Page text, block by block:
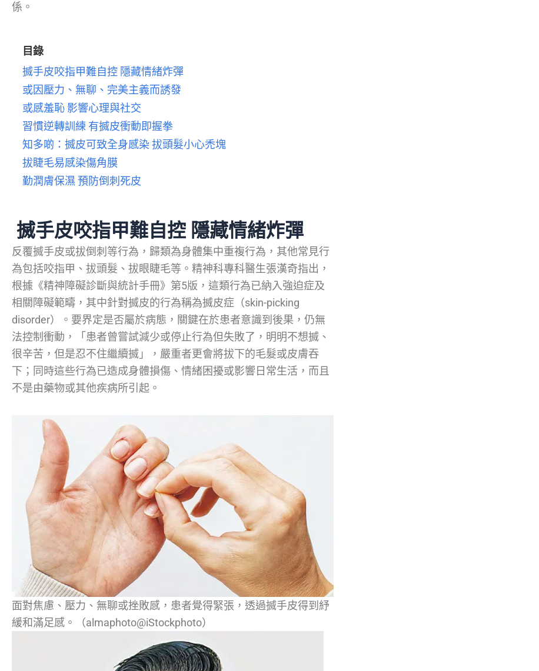
係。
目錄
搣手皮咬指甲難自控 隱藏情緒炸彈
或因壓力、無聊、完美主義而誘發
或感羞恥 影響心理與社交
習慣逆轉訓練 有搣皮衝動即握拳
知多啲：搣皮可致全身感染 拔頭髮小心禿塊
拔睫毛易感染傷角膜
勤潤膚保濕 預防倒刺死皮
搣手皮咬指甲難自控 隱藏情緒炸彈
反覆搣手皮或拔倒刺等行為，歸類為身體集中重複行為，其他常見行
為包括咬指甲、拔頭髮、拔眼睫毛等。精神科專科醫生張漢奇指出，
根據《精神障礙診斷與統計手冊》第5版，這類行為已納入強迫症及
相關障礙範疇，其中針對搣皮的行為稱為搣皮症（skin-picking
disorder）。要界定是否屬於病態，關鍵在於患者意識到後果，仍無
法控制衝動，「患者曾嘗試減少或停止行為但失敗了，明明不想搣、
很辛苦，但是忍不住繼續搣」，嚴重者更會將拔下的毛髮或皮膚吞
下；同時這些行為已造成身體損傷、情緒困擾或影響日常生活，而且
不是由藥物或其他疾病所引起。
面對焦慮、壓力、無聊或挫敗感，患者覺得緊張，透過搣手皮得到紓
緩和滿足感。（almaphoto@iStockphoto）